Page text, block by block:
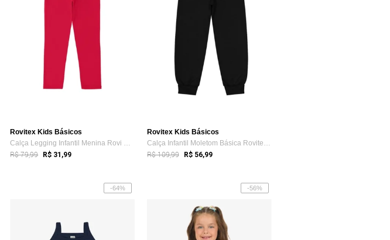
Rovitex Kids Básicos
Calça Legging Infantil Menina Rovi Kids Vermelho
R$ 79,99 R$ 31,99
Rovitex Kids Básicos
Calça Infantil Moletom Básica Rovitex Kids Preto
R$ 109,99 R$ 56,99
-64% -56%